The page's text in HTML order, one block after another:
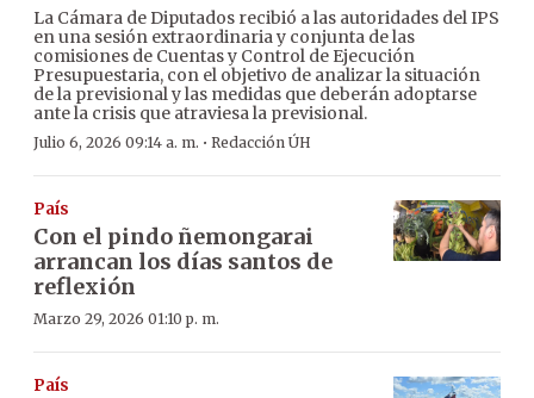
La Cámara de Diputados recibió a las autoridades del IPS
en una sesión extraordinaria y conjunta de las
comisiones de Cuentas y Control de Ejecución
Presupuestaria, con el objetivo de analizar la situación
de la previsional y las medidas que deberán adoptarse
ante la crisis que atraviesa la previsional.
Julio 6, 2026 09:14 a. m. · Redacción ÚH
País
Con el pindo ñemongarai
arrancan los días santos de
reflexión
Marzo 29, 2026 01:10 p. m.
País